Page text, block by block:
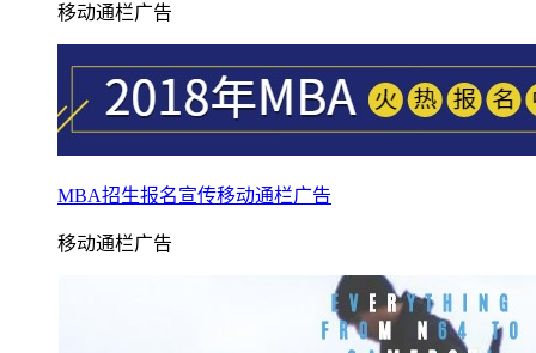
移动通栏广告
MBA招生报名宣传移动通栏广告
移动通栏广告